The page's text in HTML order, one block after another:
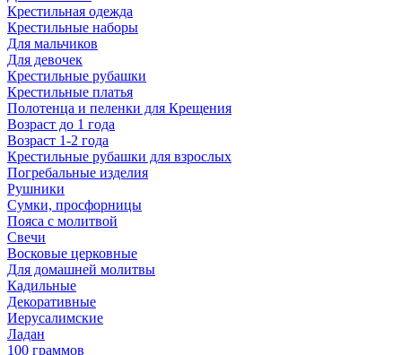
Крестильная одежда
Крестильные наборы
Для мальчиков
Для девочек
Крестильные рубашки
Крестильные платья
Полотенца и пеленки для Крещения
Возраст до 1 года
Возраст 1-2 года
Крестильные рубашки для взрослых
Погребальные изделия
Рушники
Сумки, просфорницы
Пояса с молитвой
Свечи
Восковые церковные
Для домашней молитвы
Кадильные
Декоративные
Иерусалимские
Ладан
100 граммов